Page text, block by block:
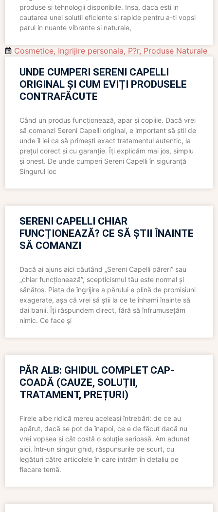
produse si tehnologii disponibile. Insa, daca esti in
cautarea unei solutii eficiente si rapide pentru a-ti vopsi
parul in nuante vibrante si naturale,
Cosmetice, Ingrijire personala, P?r, Produse Naturale
UNDE CUMPERI SERENI CAPELLI
ORIGINAL ȘI CUM EVIȚI PRODUSELE
CONTRAFĂCUTE
Când un produs funcționează, apar și copiile. Dacă vrei
să comanzi Sereni Capelli original, e important să știi de
unde îl iei ca să primești exact tratamentul autentic, la
prețul corect și cu garanție. Îți explicăm mai jos, simplu
și onest. De unde cumperi Sereni Capelli în siguranță
Singurul loc
SERENI CAPELLI CHIAR
FUNCȚIONEAZĂ? CE SĂ ȘTII ÎNAINTE
SĂ COMANZI
Dacă ai ajuns aici căutând „Sereni Capelli păreri” sau
„chiar funcționează”, scepticismul tău este normal și
sănătos. Piața de îngrijire a părului e plină de promisiuni
exagerate, așa că vrei să știi la ce te înhami înainte să
dai banii. Îți răspundem direct, fără să înfrumusețăm
nimic. Ce face și
PĂR ALB: GHIDUL COMPLET CAP-
COADĂ (CAUZE, SOLUȚII,
TRATAMENT, PREȚURI)
Firele albe ridică mereu aceleași întrebări: de ce au
apărut, dacă se pot da înapoi, ce e de făcut dacă nu
vrei vopsea și cât costă o soluție serioasă. Am adunat
aici, într-un singur ghid, răspunsurile pe scurt, cu
legături către articolele în care intrăm în detaliu pe
fiecare temă.